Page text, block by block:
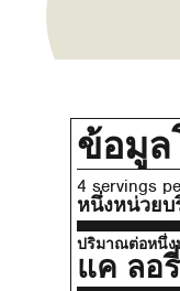
ข้อมูล
4 servings
หนึ่งหน่วยบ
ปริมาณต่อหนึ่ง
แค ลอรี่